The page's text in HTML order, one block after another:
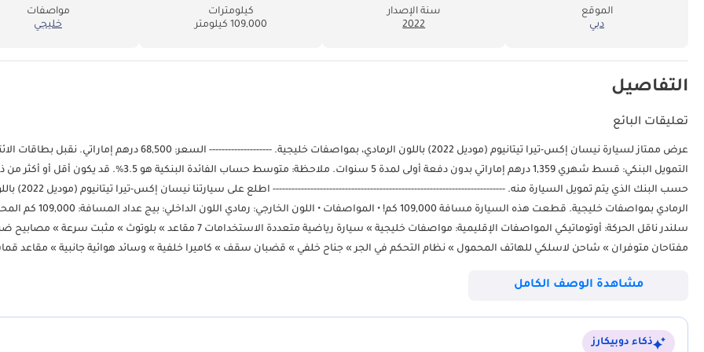
الموقع
دبي
سنة الإصدار
2022
كيلومترات
109,000 كيلومتر
مواصفات
خليجي
التفاصيل
تعليقات البائع
عرض ممتاز لسيارة نيسان إكس-تيرا تيتانيوم (موديل 2022) باللون الرمادي، بمواصفات خليجية. -------------------- السعر: 68,500 درهم
التمويل البنكي: قسط شهري 1,359 درهم إماراتي بدون دفعة أولى لمدة 5 سنوات. ملاحظة: متوسط حساب الفائدة البنكية هو 3.5%. قد يكون
حسب البنك الذي يتم تمويل السيارة منه. --------------------------------------------------------------------------
سلندر ناقل الحركة: أوتوماتيكي المواصفات الإقليمية: مواصفات خليجية » سيارة رياضية متعددة الاستخدامات 7 مقاعد » بلوتوث » مثبت
مفتاحان متوفران » شاحن لاسلكي للهاتف المحمول » نظام التحكم في الجر » جناح خلفي » قضبان سقف » كاميرا خلفية » وسائد هوائية جانبية » مقاعد
مشاهدة الوصف الكامل
ذكاء دوبيكارز